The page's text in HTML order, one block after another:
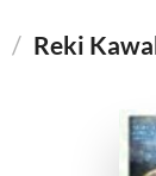
/ Reki